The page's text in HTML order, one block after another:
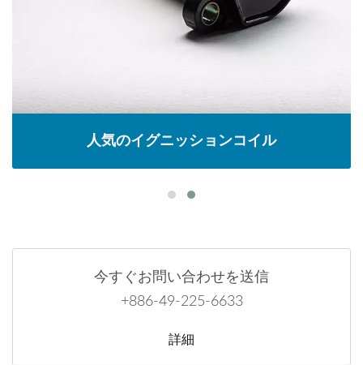
人気のイグニッションコイル
今すぐお問い合わせを送信
+886-49-225-6633
詳細